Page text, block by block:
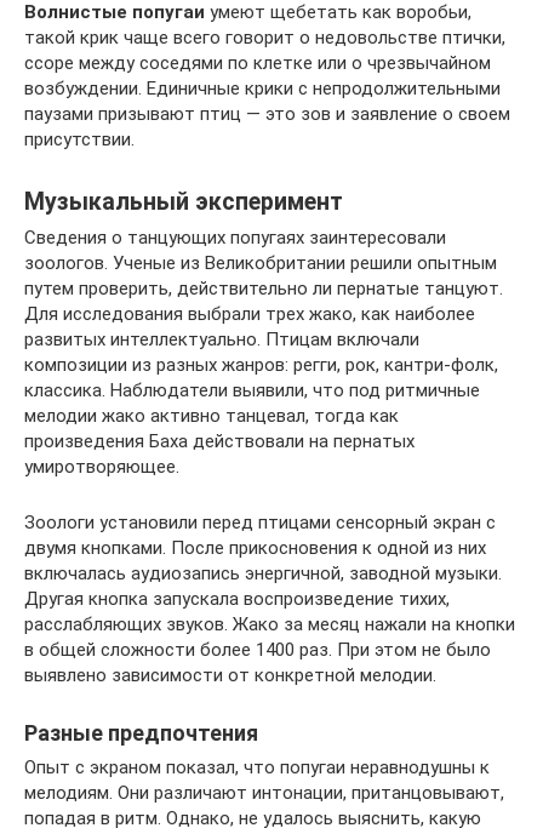
Волнистые попугаи умеют щебетать как воробьи,
такой крик чаще всего говорит о недовольстве птички,
ссоре между соседями по клетке или о чрезвычайном
возбуждении. Единичные крики с непродолжительными
паузами призывают птиц — это зов и заявление о своем
присутствии.
Музыкальный эксперимент
Сведения о танцующих попугаях заинтересовали
зоологов. Ученые из Великобритании решили опытным
путем проверить, действительно ли пернатые танцуют.
Для исследования выбрали трех жако, как наиболее
развитых интеллектуально. Птицам включали
композиции из разных жанров: регги, рок, кантри-фолк,
классика. Наблюдатели выявили, что под ритмичные
мелодии жако активно танцевал, тогда как
произведения Баха действовали на пернатых
умиротворяющее.
Зоологи установили перед птицами сенсорный экран с
двумя кнопками. После прикосновения к одной из них
включалась аудиозапись энергичной, заводной музыки.
Другая кнопка запускала воспроизведение тихих,
расслабляющих звуков. Жако за месяц нажали на кнопки
в общей сложности более 1400 раз. При этом не было
выявлено зависимости от конкретной мелодии.
Разные предпочтения
Опыт с экраном показал, что попугаи неравнодушны к
мелодиям. Они различают интонации, пританцовывают,
попадая в ритм. Однако, не удалось выяснить, какую